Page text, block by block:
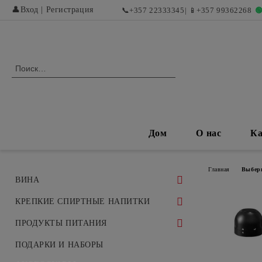
👤 Вход Регистрация 📞 +357 22333345 | 📱 +357 99362268
Дом О нас
ВИНA
БЕЛЫЕ ВИНА
БЕЛЫЕ СУХИЕ ВИНА
БЕЛЫЕ СЛАДКИЕ И
КРАСНЫЕ ВИНА И
КРЕПКИЕ СПИРТНЫЕ НАПИТКИ
ВИСКИ
КОНЬЯК
ПРОДУКТЫ ПИТАНИЯ
ДЕЛИКАТЕСЫ
ПОДАРКИ И НАБОРЫ
Главная